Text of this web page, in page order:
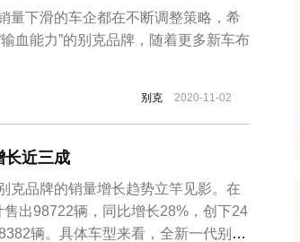
量下滑的车企都在不断调整策略，希
血能力”的别克品牌，随着更多新车布
别克 2020-11-02
长近三成
克品牌的销量增长趋势立竿见影。在
出98722辆，同比增长28%，创下24
辆。具体车型来看，全新一代别克